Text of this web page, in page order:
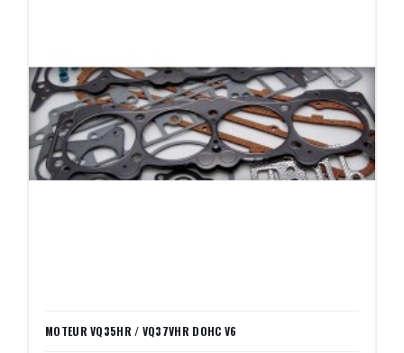
MOTEUR VQ35HR / VQ37VHR DOHC V6